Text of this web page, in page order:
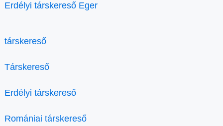
Erdélyi társkereső Eger
társkereső
Társkereső
Erdélyi társkereső
Romániai társkereső